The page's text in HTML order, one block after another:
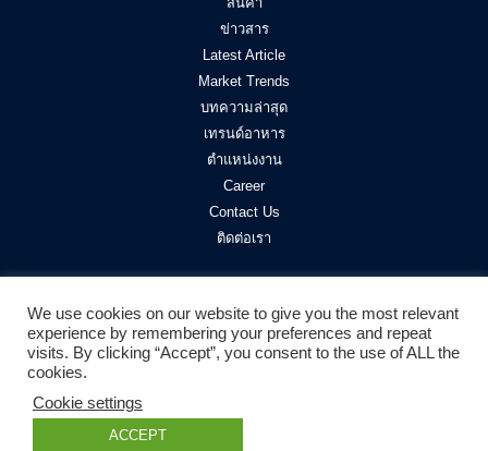
ข่าวสาร
Latest Article
Market Trends
บทความล่าสุด
เทรนด์อาหาร
ตำแหน่งงาน
Career
Contact Us
ติดต่อเรา
© 2022 DPO International. All Rights Reserved.
We use cookies on our website to give you the most relevant
experience by remembering your preferences and repeat
visits. By clicking “Accept”, you consent to the use of ALL the
cookies.
Cookie settings
ACCEPT